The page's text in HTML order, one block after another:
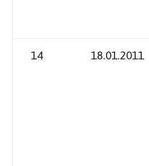
14 18.01.2011